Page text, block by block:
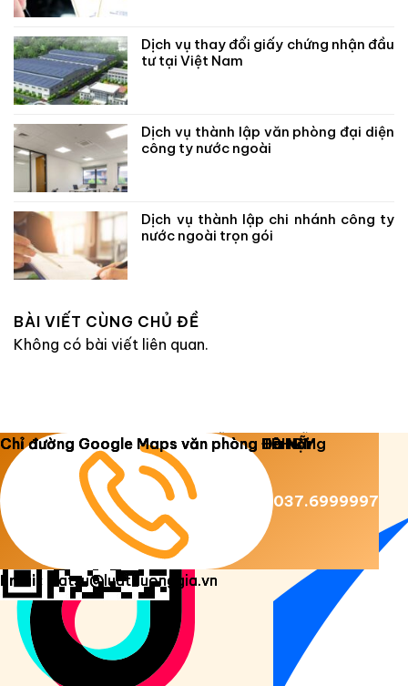
Dịch vụ thay đổi giấy chứng nhận đầu
tư tại Việt Nam
Dịch vụ thành lập văn phòng đại diện
công ty nước ngoài
Dịch vụ thành lập chi nhánh công ty
nước ngoài trọn gói
BÀI VIẾT CÙNG CHỦ ĐỀ
Không có bài viết liên quan.
Copyright 2026 © Luật Dương Gia